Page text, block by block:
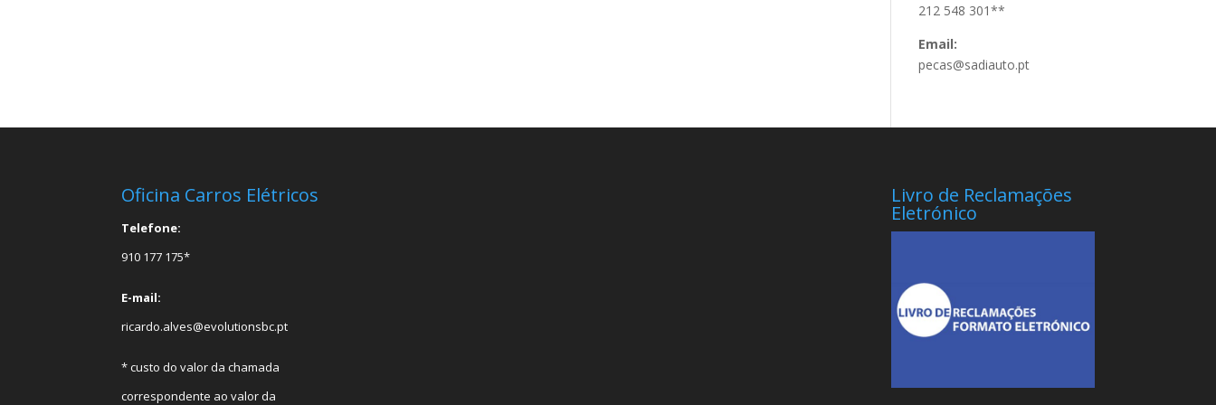
212 548 301**
Email:
pecas@sadiauto.pt
Oficina Carros Elétricos
Telefone:
910 177 175*
E-mail:
ricardo.alves@evolutionsbc.pt
* custo do valor da chamada
correspondente ao valor da
Livro de Reclamações
Eletrónico